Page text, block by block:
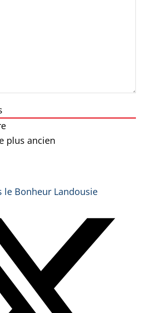
plus ancien
le Bonheur Landousie